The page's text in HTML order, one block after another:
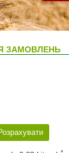
ЗАМОВЛЕНЬ